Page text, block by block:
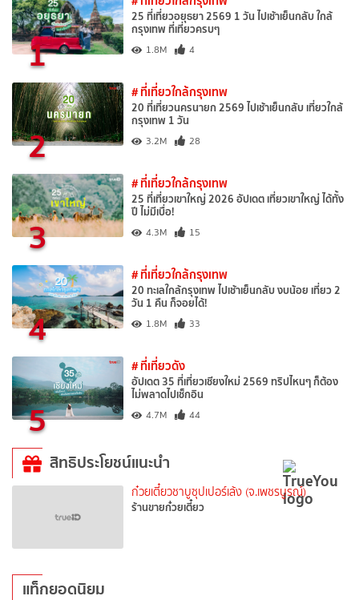
1
25 ที่เที่ยวอยุธยา 2569 1 วัน ไปเช้าเย็นกลับ ใกล้
กรุงเทพ ที่เที่ยวครบๆ
1.8M 4
2
# ที่เที่ยวใกล้กรุงเทพ
20 ที่เที่ยวนครนายก 2569 ไปเช้าเย็นกลับ เที่ยวใกล้
กรุงเทพ 1 วัน
3.2M 28
3
# ที่เที่ยวใกล้กรุงเทพ
25 ที่เที่ยวเขาใหญ่ 2026 อัปเดต เที่ยวเขาใหญ่ ได้ทั้ง
ปี ไม่มีเบื่อ!
4.3M 15
4
# ที่เที่ยวใกล้กรุงเทพ
20 ทะเลใกล้กรุงเทพ ไปเช้าเย็นกลับ งบน้อย เที่ยว 2
วัน 1 คืน ก็จอยได้!
1.8M 33
5
# ที่เที่ยวดัง
อัปเดต 35 ที่เที่ยวเชียงใหม่ 2569 ทริปไหนๆ ก็ต้อง
ไม่พลาดไปเช็กอิน
4.7M 44
สิทธิประโยชน์แนะนำ
ก๋วยเตี๋ยวชาบูซุปเปอร์เล้ง (จ.เพชรบูรณ์)
ร้านขายก๋วยเตี๋ยว
แท็กยอดนิยม